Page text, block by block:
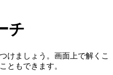
チ
けましょう。画面上で解くこ
ともできます。